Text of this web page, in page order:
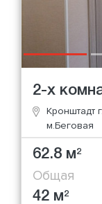
2-х
Кронштадт
м.Беговая
62.8 м2
Общая
42 м2